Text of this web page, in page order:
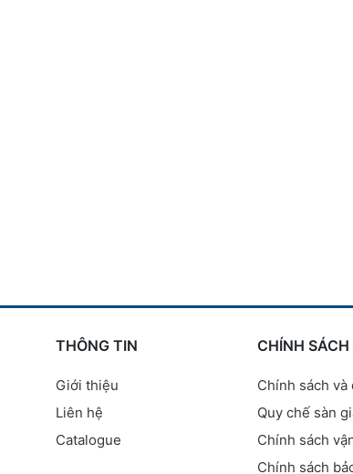
THÔNG TIN
Giới thiệu
Liên hệ
Catalogue
CHÍNH SÁCH
Chính sách
Quy chế sàn
Chính sách
Chính sách